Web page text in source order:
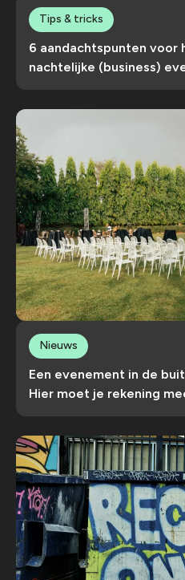
6 aandachtspunten voor
nachtelijke (business)
Tips & tricks
Een evenement in de
Hier moet je rekening
Nieuws